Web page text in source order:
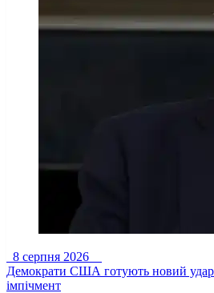
8 серпня 2026
Демократи США готують новий удар
імпічмент